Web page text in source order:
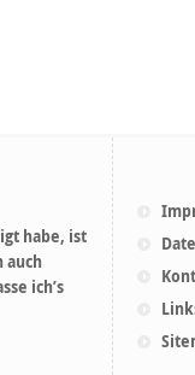
habe, ist
auch
ich’s